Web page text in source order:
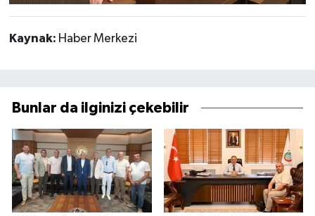
Kaynak: Haber Merkezi
Bunlar da ilginizi çekebilir